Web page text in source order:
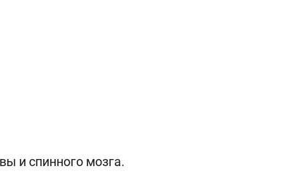
и спинного мозга.